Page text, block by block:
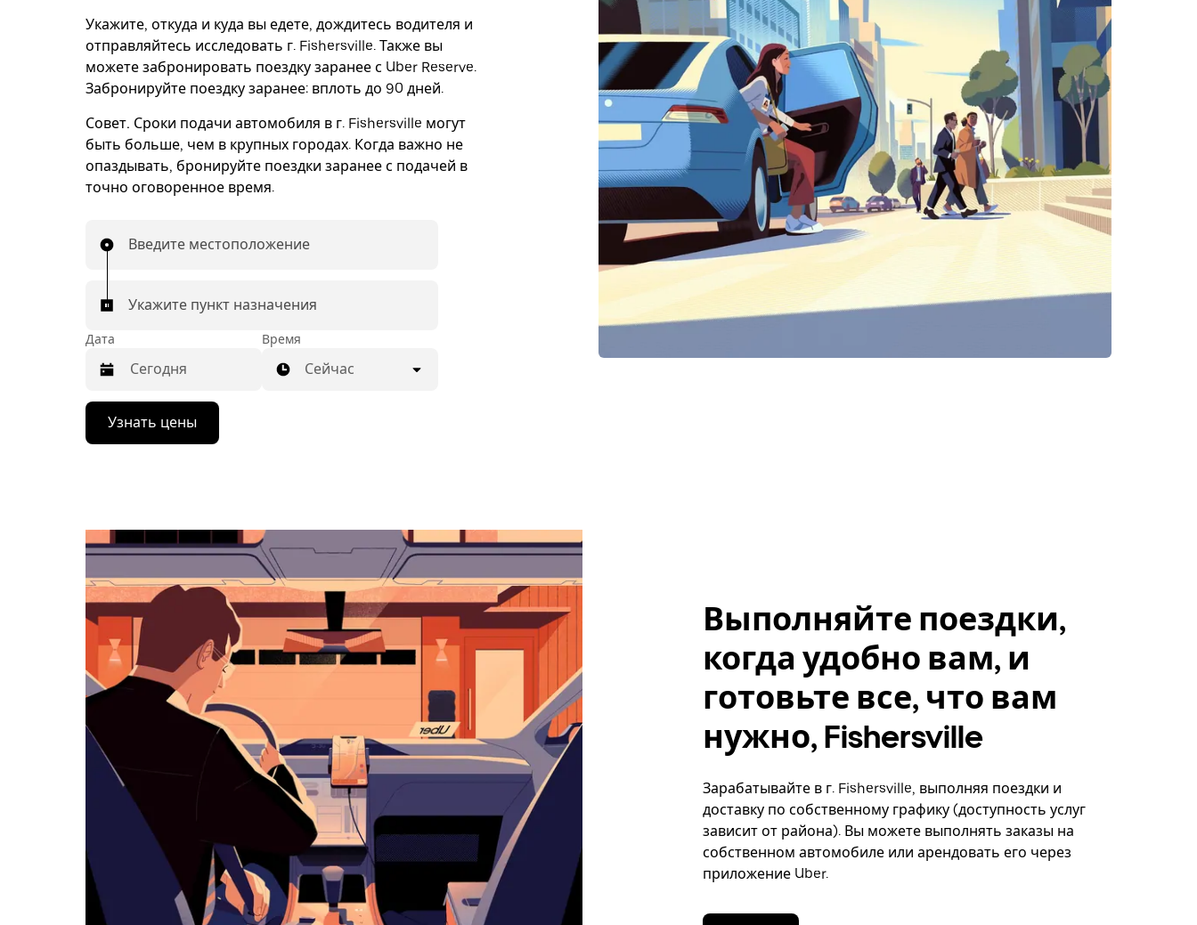
Укажите, откуда и куда вы едете, дождитесь водителя и
отправляйтесь исследовать г. Fishersville. Также вы
можете забронировать поездку заранее с Uber Reserve.
Забронируйте поездку заранее: вплоть до 90 дней.
Совет. Сроки подачи автомобиля в г. Fishersville могут
быть больше, чем в крупных городах. Когда важно не
опаздывать, бронируйте поездки заранее с подачей в
точно оговоренное время.
Введите местоположение
Укажите пункт назначения
Дата
Нажмите
стрелку
вниз,
выбрать
дату.
закрыть
календарь,
нажмите
Esc.
Время
Сейчас
Узнать цены
Выполняйте поездки,
когда удобно вам, и
готовьте все, что вам
нужно, Fishersville
Зарабатывайте в г. Fishersville, выполняя поездки и
доставку по собственному графику (доступность услуг
зависит от района). Вы можете выполнять заказы на
собственном автомобиле или арендовать его через
приложение Uber.